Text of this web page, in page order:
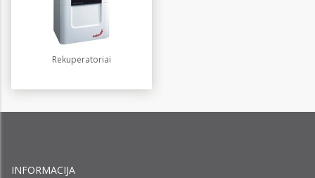
Rekuperatoriai
INFORMACIJA